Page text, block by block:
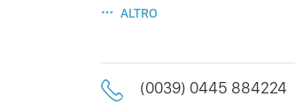
ALTRO
(0039) 0445 884224